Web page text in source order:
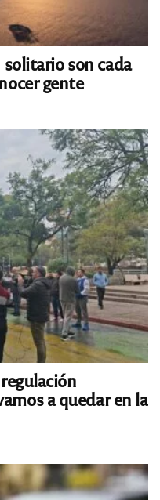
son cada
gente
a quedar en la